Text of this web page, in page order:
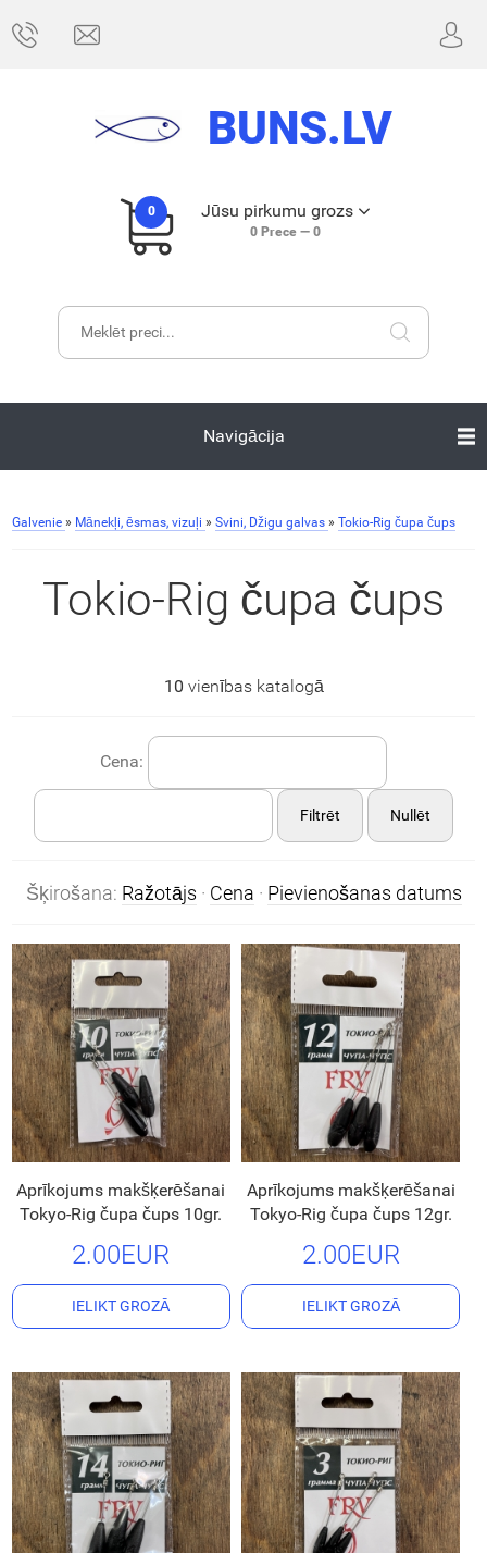
BUNS.LV
0 Jūsu pirkumu grozs
0Prece — 0
Navigācija
Galvenie » Mānekļi, ēsmas, vizuļi » Svini, Džigu galvas » Tokio-Rig čupa čups
Tokio-Rig čupa čups
10 vienības katalogā
Cena:
Filtrēt Nullēt
Šķirošana: Ražotājs · Cena · Pievienošanas datums
Aprīkojums makšķerēšanai
Tokyo-Rig čupa čups 10gr.
2.00EUR
IELIKT GROZĀ
Aprīkojums makšķerēšanai
Tokyo-Rig čupa čups 12gr.
2.00EUR
IELIKT GROZĀ